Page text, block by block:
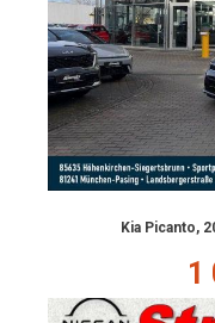
Kia Picanto,
1